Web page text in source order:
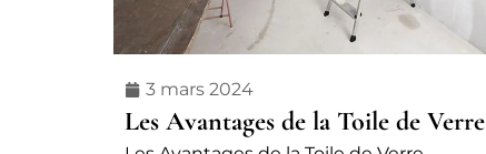
3 mars 2024
Les Avantages de la Toile de Verre